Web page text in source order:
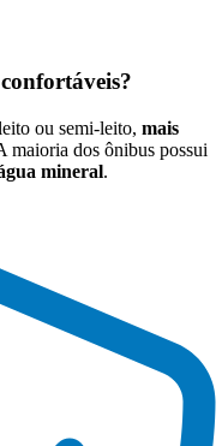
?
ou semi-leito, mais
maioria dos ônibus possui
mineral.